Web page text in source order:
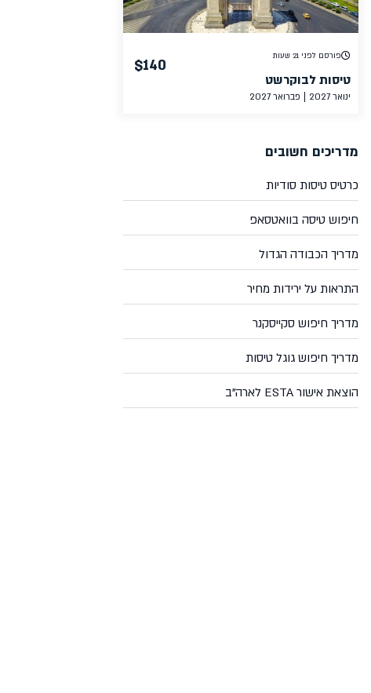
פורסם לפני 21 שעות
טיסות לבוקרשט
ינואר 2027 פברואר 2027
$140
מדריכים חשובים
כרטיס טיסות סודיות
חיפוש טיסה בוואטסאפ
מדריך הכבודה הגדול
התראות על ירידות מחיר
מדריך חיפוש סקייסקנר
מדריך חיפוש גוגל טיסות
הוצאת אישור ESTA לארה"ב